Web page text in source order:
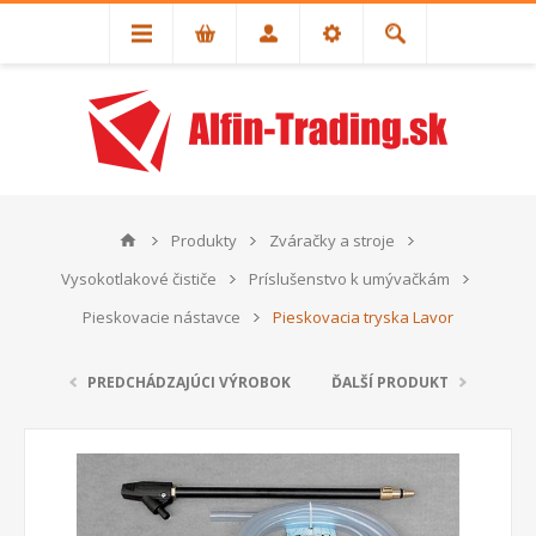
Produkty
Zváračky a stroje
Vysokotlakové čističe
Príslušenstvo k umývačkám
Pieskovacie nástavce
Pieskovacia tryska Lavor
PREDCHÁDZAJÚCI VÝROBOK ĎALŠÍ PRODUKT